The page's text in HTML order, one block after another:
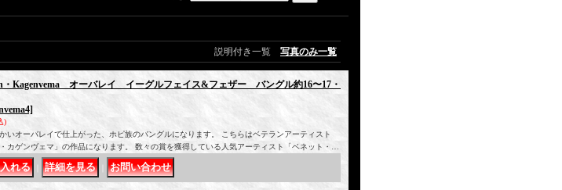
説明付き一覧 写真のみ一覧
Kagenvema オーバレイ イーグルフェイス&フェザー バングル約16〜17・
)
いオーバレイで仕上がった、ホピ族のバングルになります。 こちらはベテランアーティスト
・カゲンヴェマ」の作品になります。 数々の賞を獲得している人気アーティスト「ベネット・…